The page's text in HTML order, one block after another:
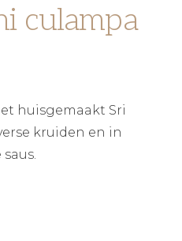
culampa
huisgemaakt Sri
kruiden en in